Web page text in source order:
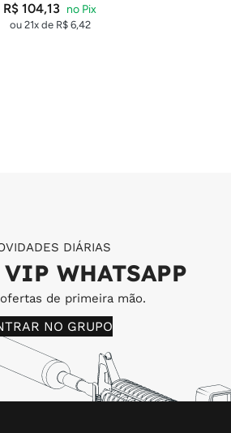
R$104,13
ou 21x de R$6,42
DIÁRIAS
VIP WHATSAPP
de primeira mão.
NO GRUPO